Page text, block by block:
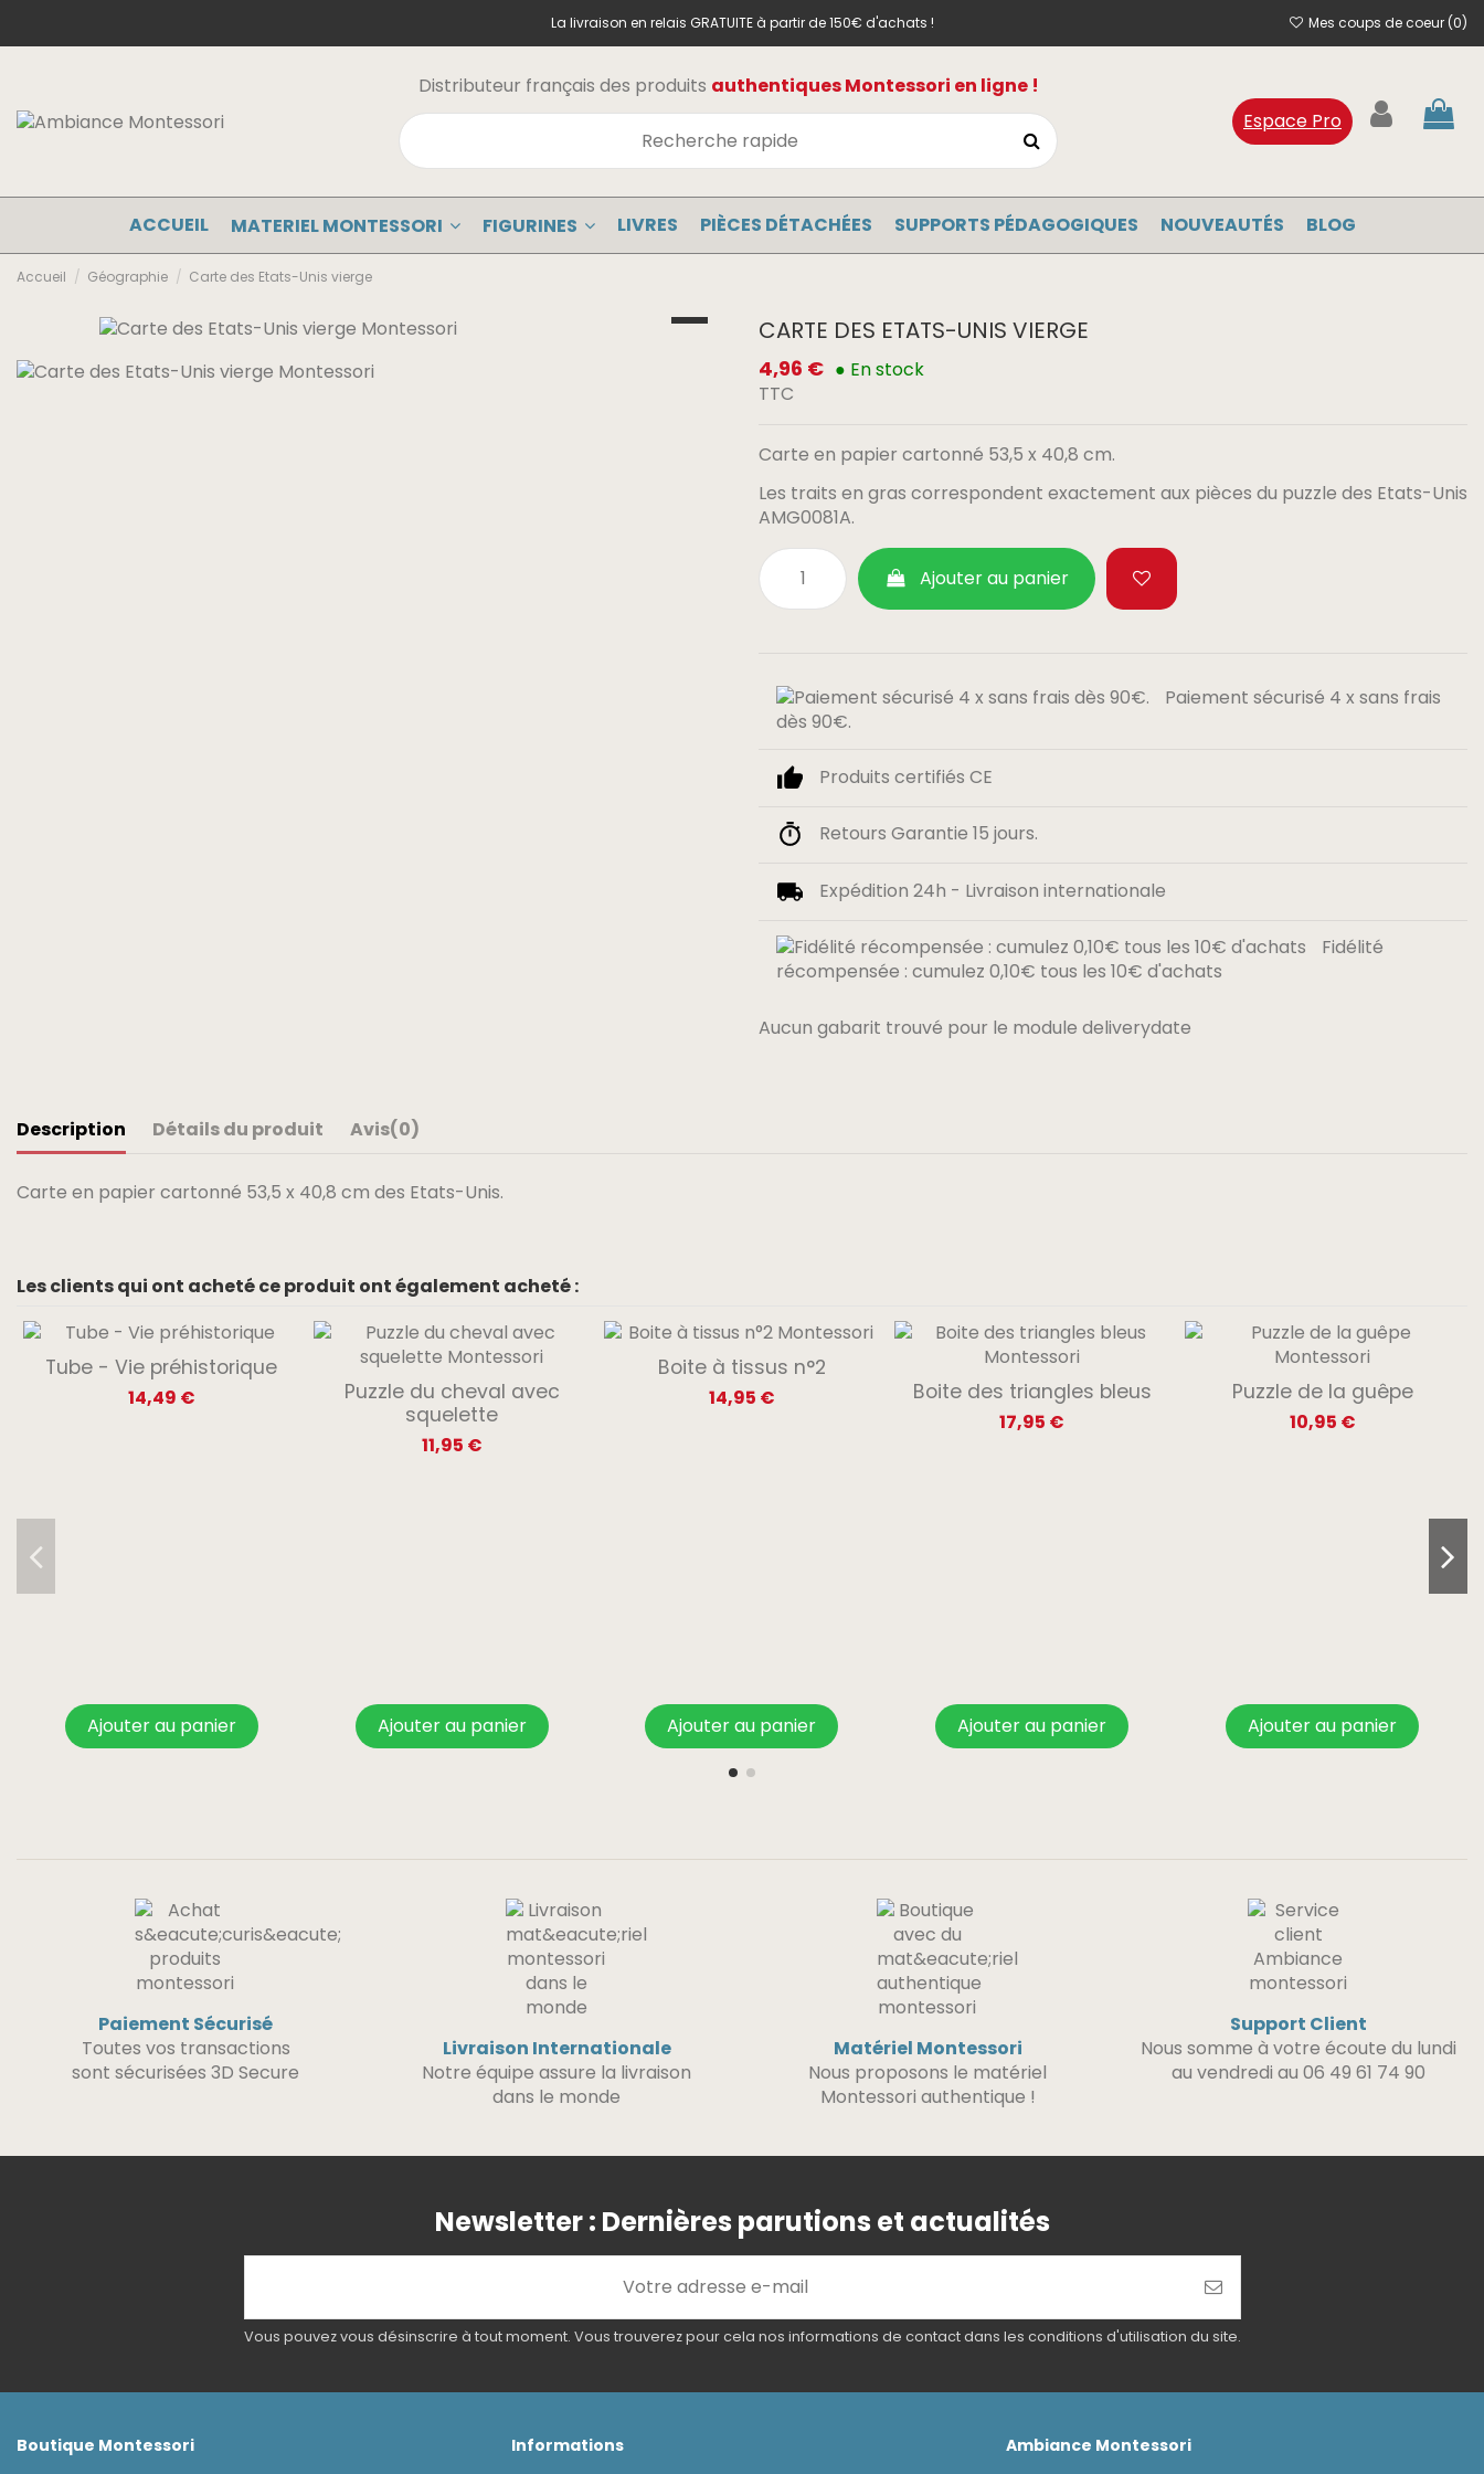
La livraison en relais GRATUITE à partir de 150€ d'achats ! Mes coups de coeur (0)
Distributeur français des produits authentiques Montessori en ligne !
Espace Pro
ACCUEIL MATERIEL MONTESSORI FIGURINES LIVRES PIÈCES DÉTACHÉES SUPPORTS PÉDAGOGIQUES NOUVEAUTÉS BLOG
Accueil Géographie Carte des Etats-Unis vierge
CARTE DES ETATS-UNIS VIERGE
4,96 € ● En stock
TTC
Carte en papier cartonné 53,5 x 40,8 cm.
Les traits en gras correspondent exactement aux pièces du puzzle des Etats-Unis
AMG0081A.
Ajouter au panier
Paiement sécurisé 4 x sans frais
dès 90€.
Produits certifiés CE
Retours Garantie 15 jours.
Expédition 24h - Livraison internationale
Fidélité
récompensée : cumulez 0,10€ tous les 10€ d'achats
Aucun gabarit trouvé pour le module deliverydate
Description Détails du produit Avis(0)
Carte en papier cartonné 53,5 x 40,8 cm des Etats-Unis.
Les clients qui ont acheté ce produit ont également acheté :
Tube - Vie préhistorique
14,49 €
Ajouter au panier
Puzzle du cheval avec
squelette
11,95 €
Ajouter au panier
Boite à tissus n°2
14,95 €
Ajouter au panier
Boite des triangles bleus
17,95 €
Ajouter au panier
Puzzle de la guêpe
10,95 €
Ajouter au panier
Paiement Sécurisé
Toutes vos transactions
sont sécurisées 3D Secure
Livraison Internationale
Notre équipe assure la livraison
dans le monde
Matériel Montessori
Nous proposons le matériel
Montessori authentique !
Support Client
Nous somme à votre écoute du lundi
au vendredi au 06 49 61 74 90
Newsletter : Dernières parutions et actualités
Vous pouvez vous désinscrire à tout moment. Vous trouverez pour cela nos informations de contact dans les conditions d'utilisation du site.
Boutique Montessori Informations Ambiance Montessori